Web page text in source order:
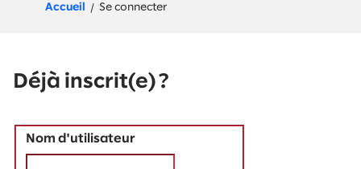
Accueil Se connecter
Déjà inscrit(e) ?
Nom d'utilisateur